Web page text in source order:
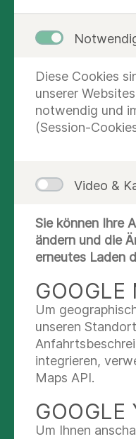
therapeutischen
interdisziplinären
Experten ihres
der geltenden
entsprechendem
einschließlich der
Unsere
Darmkrebs
Resektion von
Multiviszerale
des kleinen
Diese Cookies
unserer
notwendig und
(Session-
Video &
Sie können Ihre
ändern und die
erneutes Laden
GOOGLE
Um
unseren
integrieren,
Maps API.
GOOGLE
Um Ihnen